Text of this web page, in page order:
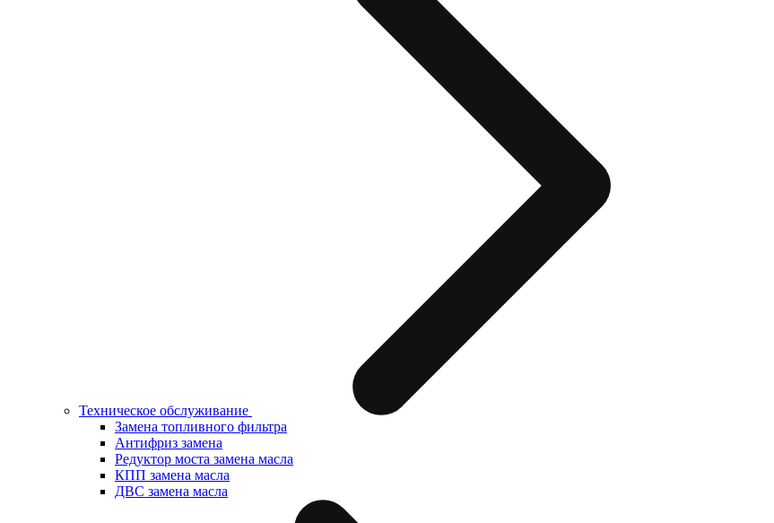
Техническое обслуживание
Замена топливного фильтра
Антифриз замена
Редуктор моста замена масла
КПП замена масла
ДВС замена масла